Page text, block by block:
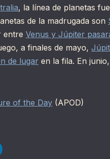
, la línea de planetas
de la madrugada son
entre Venus y Júpiter
a finales de mayo,
de lugar en la fila. En
of the Day (APOD)